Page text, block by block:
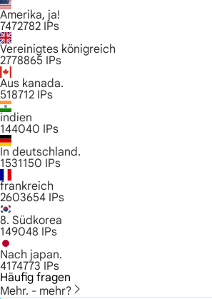
Amerika, ja!
7472782 IPs
Vereinigtes königreich
2778865 IPs
Aus kanada.
518712 IPs
indien
144040 IPs
In deutschland.
1531150 IPs
frankreich
2603654 IPs
8. Südkorea
149048 IPs
Nach japan.
4174773 IPs
Häufig fragen
Mehr. - mehr?